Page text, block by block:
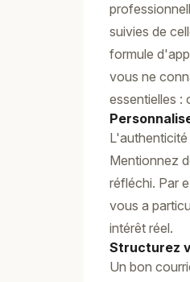
suivies de
formule
vous ne
essentielles :
Mentionnez
réfléchi. Par
vous a
intérêt réel.
Structurez
Un bon